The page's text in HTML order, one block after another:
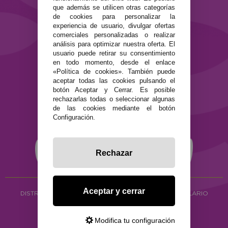
SEGURIDAD Y PRIVACIDAD
Términos y condiciones de uso
Política de privacidad
Política de cookies
DISTRIBUCIÓN ALIMENTACIÓN ECOLÓGICA Y HERBOLARIO
Copyright © 2026 ·www.ecocash.es
Ecocash Productos Orgánicos S.C
que además se utilicen otras categorías
de cookies para personalizar la
experiencia de usuario, divulgar ofertas
comerciales personalizadas o realizar
análisis para optimizar nuestra oferta. El
usuario puede retirar su consentimiento
en todo momento, desde el enlace
«Política de cookies». También puede
aceptar todas las cookies pulsando el
botón Aceptar y Cerrar. Es posible
rechazarlas todas o seleccionar algunas
de las cookies mediante el botón
Configuración.
Rechazar
Aceptar y cerrar
Modifica tu configuración